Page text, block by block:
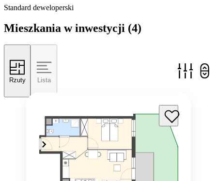
Standard deweloperski
Mieszkania w inwestycji (4)
Rzuty Lista